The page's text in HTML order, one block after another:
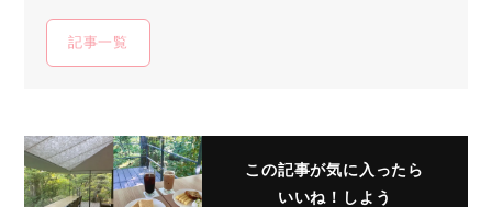
記事一覧
この記事が気に入ったら
いいね！しよう